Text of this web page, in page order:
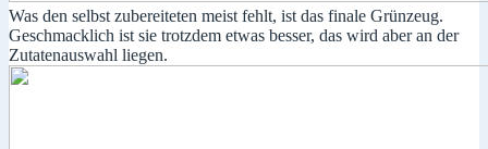
Was den selbst zubereiteten meist fehlt, ist das finale Grünzeug.
Geschmacklich ist sie trotzdem etwas besser, das wird aber an der
Zutatenauswahl liegen.